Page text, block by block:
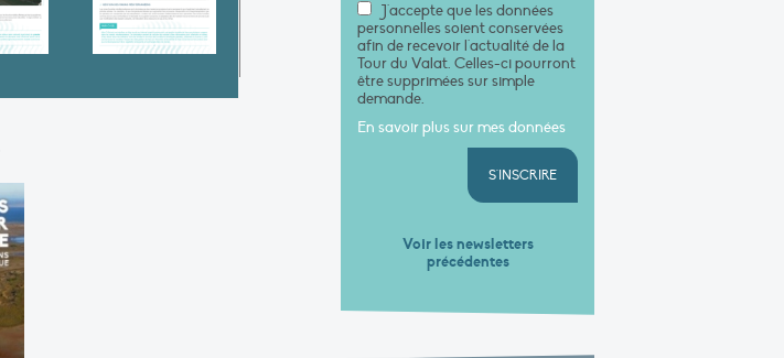
J'accepte que les données
personnelles soient conservées
afin de recevoir l'actualité de la
Tour du Valat. Celles-ci pourront
être supprimées sur simple
demande.
En savoir plus sur mes données
S'INSCRIRE
Voir les newsletters
précédentes